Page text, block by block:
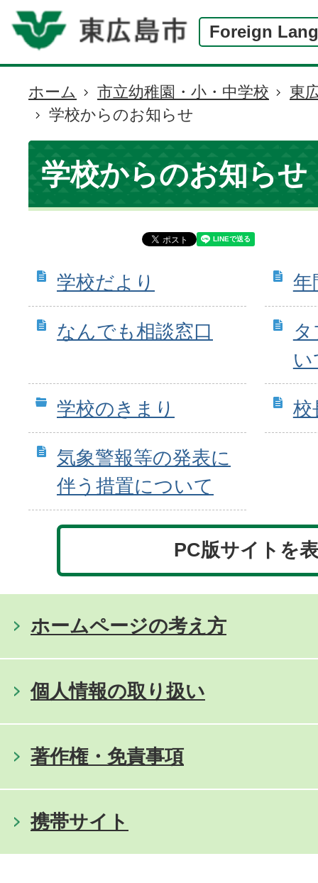
Foreign
現
在
の
位
置
ホーム 市立幼稚園・小・中学校
東
学校からのお知らせ
学校からのお知らせ
学校だより 年
なんでも相談窓口
い
学校のきまり 校
気象警報等の発表に
伴う措置について
PC版サイトを
ホームページの考え方
個人情報の取り扱い
著作権・免責事項
携帯サイト